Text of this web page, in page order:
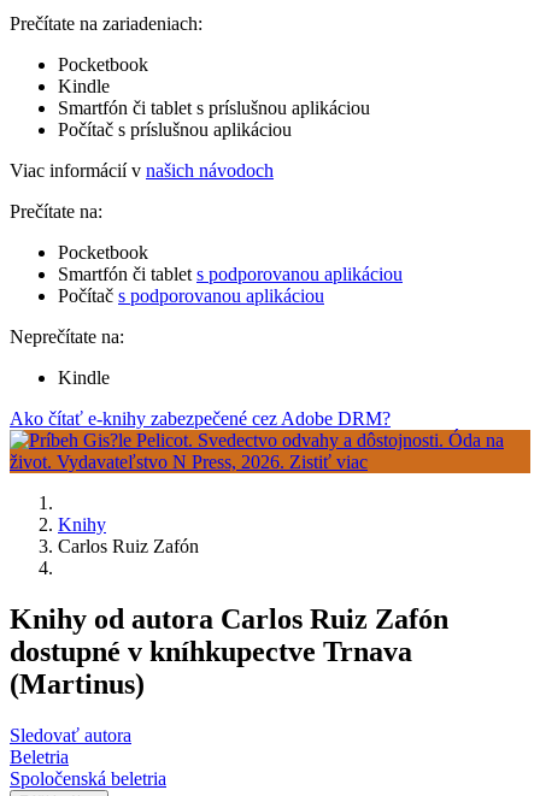
Prečítate na zariadeniach:
Pocketbook
Kindle
Smartfón či tablet s príslušnou aplikáciou
Počítač s príslušnou aplikáciou
Viac informácií v našich návodoch
Prečítate na:
Pocketbook
Smartfón či tablet s podporovanou aplikáciou
Počítač s podporovanou aplikáciou
Neprečítate na:
Kindle
Ako čítať e-knihy zabezpečené cez Adobe DRM?
Knihy
Carlos Ruiz Zafón
Knihy od autora Carlos Ruiz Zafón
dostupné v kníhkupectve Trnava
(Martinus)
Sledovať autora
Beletria
Spoločenská beletria